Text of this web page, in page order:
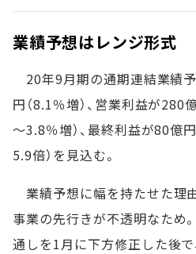
業績予想はレンジ形式
20年9月期の通期連結業績
円（8.1％増）、営業利益が
～3.8％増）、最終利益が80億
5.9倍）を見込む。
業績予想に幅を持たせた理
事業の先行きが不透明なため
通しを1月に下方修正した後で